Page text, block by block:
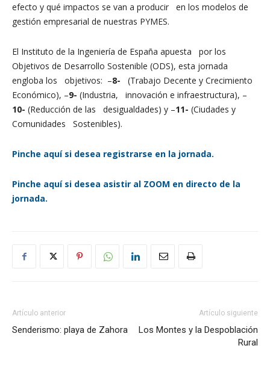
efecto y qué impactos se van a producir en los modelos de
gestión empresarial de nuestras PYMES.
El Instituto de la Ingeniería de España apuesta por los
Objetivos de Desarrollo Sostenible (ODS), esta jornada
engloba los objetivos: –8- (Trabajo Decente y Crecimiento
Económico), –9- (Industria, innovación e infraestructura), –
10- (Reducción de las desigualdades) y –11- (Ciudades y
Comunidades Sostenibles).
Pinche aquí si desea registrarse en la jornada.
Pinche aquí si desea asistir al ZOOM en directo de la
jornada.
Artículo anterior
Senderismo: playa de Zahora
Artículo siguiente
Los Montes y la Despoblación
Rural